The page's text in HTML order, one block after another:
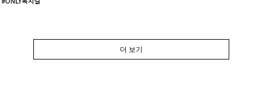
더 보기